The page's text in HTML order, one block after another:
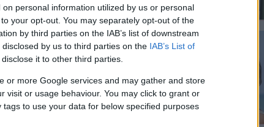
personal information utilized by us or personal
your opt-out. You may separately opt-out of the
by third parties on the IAB’s list of downstream
by us to third parties on the IAB’s List of
it to other third parties.
or more Google services and may gather and store
visit or usage behaviour. You may click to grant or
to use your data for below specified purposes